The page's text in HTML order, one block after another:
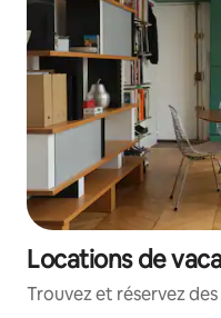
Locations de
Trouvez et réservez